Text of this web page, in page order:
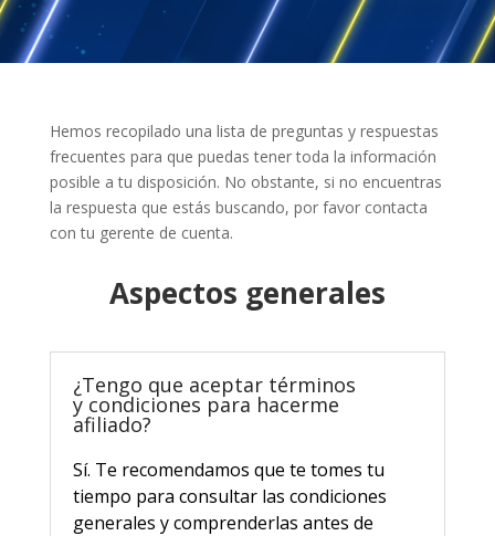
Hemos recopilado una lista de preguntas y respuestas
frecuentes para que puedas tener toda la información
posible a tu disposición. No obstante, si no encuentras
la respuesta que estás buscando, por favor contacta
con tu gerente de cuenta.
Aspectos generales
¿Tengo que aceptar términos
y condiciones para hacerme
afiliado?
Sí. Te recomendamos que te tomes tu
tiempo para consultar las condiciones
generales y comprenderlas antes de